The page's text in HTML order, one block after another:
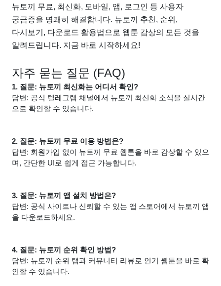
뉴토끼 무료, 최신화, 모바일, 앱, 로그인 등 사용자
궁금증을 명쾌히 해결합니다. 뉴토끼 추천, 순위,
다시보기, 다운로드 활용법으로 웹툰 감상의 모든 것을
알려드립니다. 지금 바로 시작하세요!
자주 묻는 질문 (FAQ)
1. 질문: 뉴토끼 최신화는 어디서 확인?
답변: 공식 텔레그램 채널에서 뉴토끼 최신화 소식을 실시간
으로 확인할 수 있습니다.
2. 질문: 뉴토끼 무료 이용 방법은?
답변: 회원가입 없이 뉴토끼 무료 웹툰을 바로 감상할 수 있으
며, 간단한 UI로 쉽게 접근 가능합니다.
3. 질문: 뉴토끼 앱 설치 방법은?
답변: 공식 사이트나 신뢰할 수 있는 앱 스토어에서 뉴토끼 앱
을 다운로드하세요.
4. 질문: 뉴토끼 순위 확인 방법?
답변: 뉴토끼 순위 탭과 커뮤니티 리뷰로 인기 웹툰을 바로 확
인할 수 있습니다.